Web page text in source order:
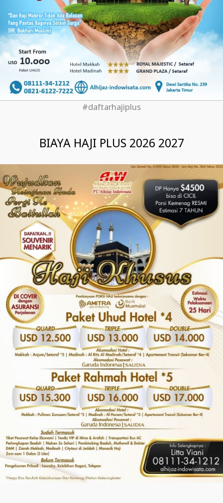
#daftarhajiplus
BIAYA HAJI PLUS 2026 2027